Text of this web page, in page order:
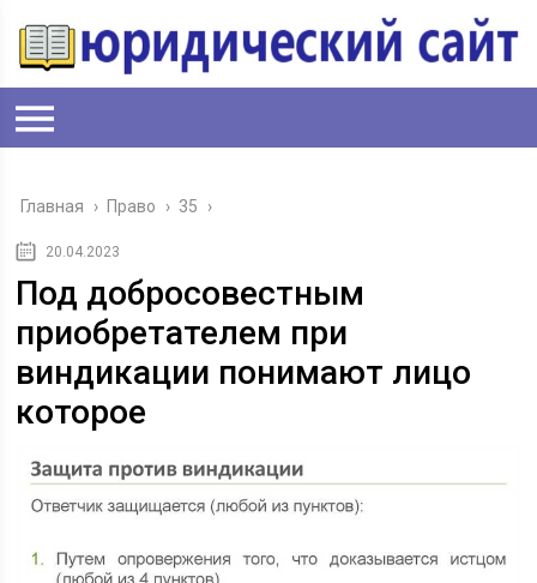
Главная › Право › 35 ›
20.04.2023
Под добросовестным
приобретателем при
виндикации понимают лицо
которое